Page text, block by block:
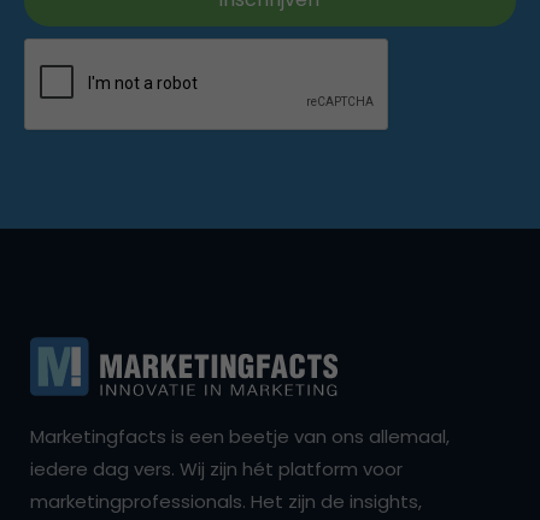
Marketingfacts is een beetje van ons allemaal,
iedere dag vers. Wij zijn hét platform voor
marketingprofessionals. Het zijn de insights,